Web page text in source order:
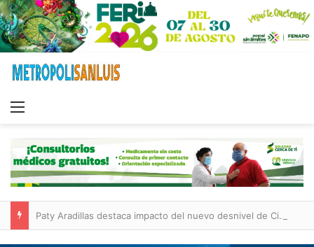
Paty Aradillas destaca impacto del nuevo desnivel de Circuito Potosí en la movilidad de Villa de Pozos